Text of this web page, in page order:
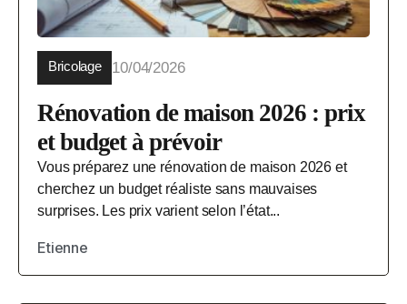
Bricolage 10/04/2026
Rénovation de maison 2026 : prix
et budget à prévoir
Vous préparez une rénovation de maison 2026 et
cherchez un budget réaliste sans mauvaises
surprises. Les prix varient selon l’état...
Etienne